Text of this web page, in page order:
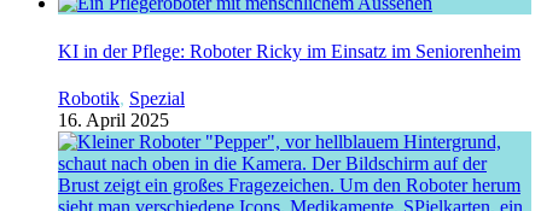
KI in der Pflege: Roboter Ricky im Einsatz im Seniorenheim
Robotik, Spezial
16. April 2025